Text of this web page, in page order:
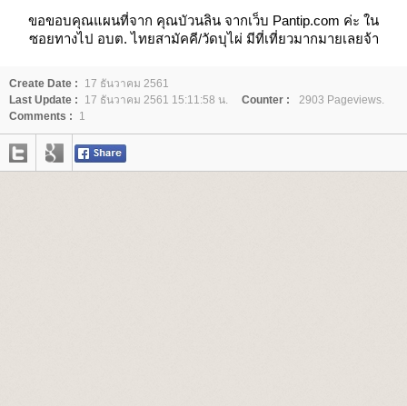
ขอขอบคุณแผนที่จาก คุณบัวนลิน จากเว็บ Pantip.com ค่ะ ใน
ซอยทางไป อบต. ไทยสามัคคี/วัดบุไผ่ มีที่เที่ยวมากมายเลยจ้า
Create Date :
17 ธันวาคม 2561
Last Update :
17 ธันวาคม 2561 15:11:58 น. Counter :
2903 Pageviews.
Comments :
1